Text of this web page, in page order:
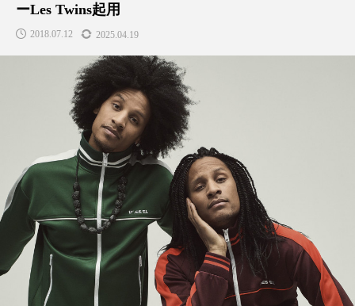
SNSの「加工顔」と美容医療｜AI
がもたらす可能性とこれから
2026.07.13
都市型スパ――身近なウェルネ
の次世代モデル
2026.08.06
FEATURED 注目の企画
ーLes Twins起用
2018.07.12 2025.04.19